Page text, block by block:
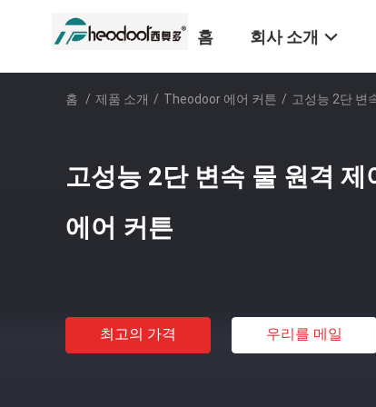
홈 회사 소개
홈 / 제품 소개 / Theodoor 에어 커튼 / 고성능 2단 변
고성능 2단 변속 물 원격
에어 커튼
최고의 가격 우리를 메일